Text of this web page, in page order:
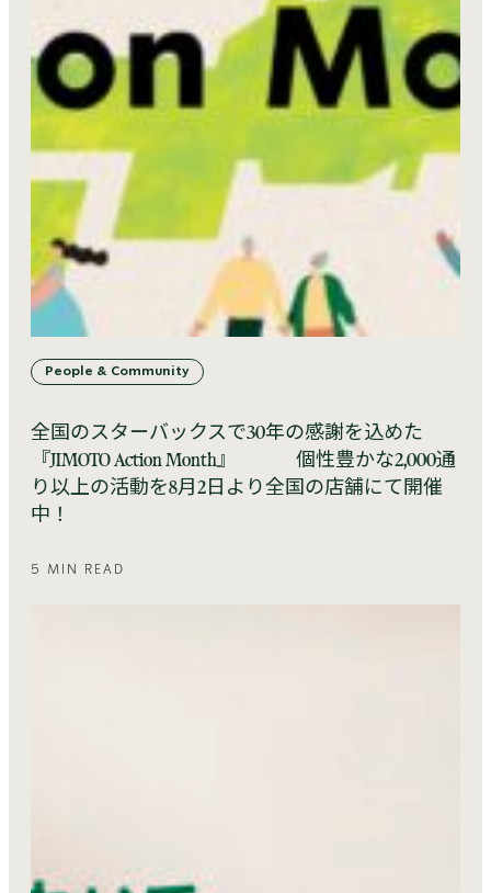
People & Community
全国のスターバックスで30年の感謝を込めた
『JIMOTO Action Month』 個性豊かな2,000通
り以上の活動を8月2日より全国の店舗にて開催
中！
5 MIN READ